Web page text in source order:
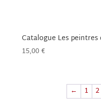
Catalogue Les peintres
15,00€
← 1 2